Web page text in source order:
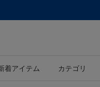
着アイテム カテゴリ